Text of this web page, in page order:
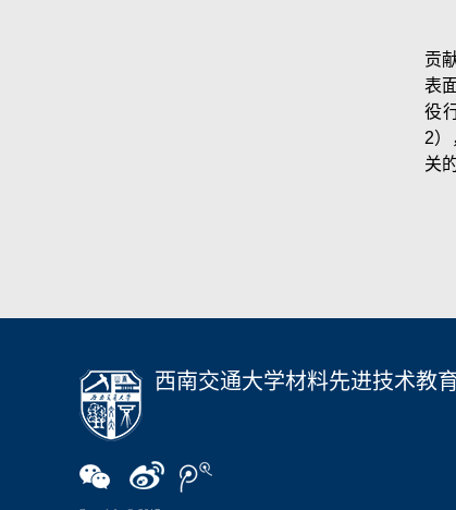
贡
表
役
2）
关
西南交通大学材料先进技术教